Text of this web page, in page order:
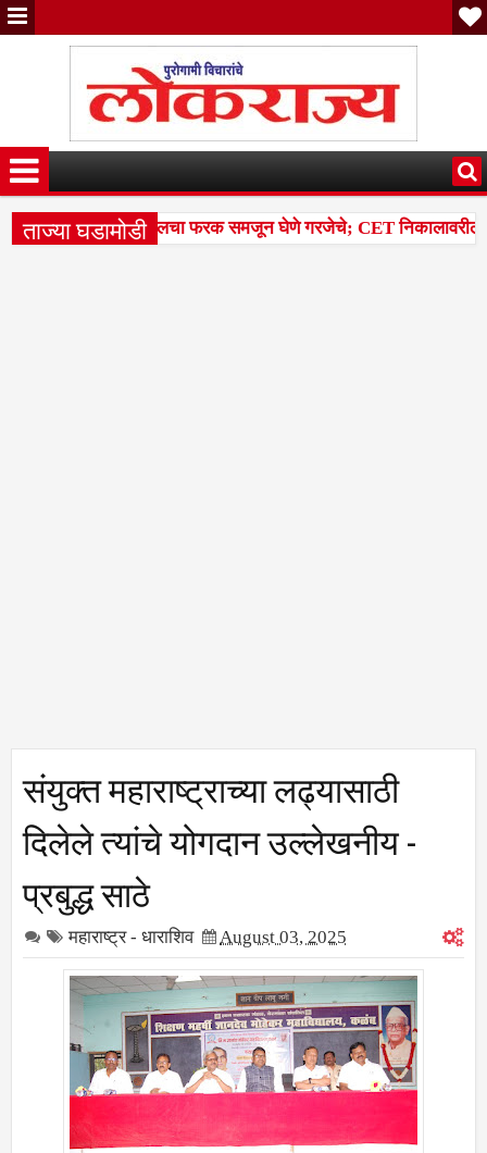
ताज्या घडामोडी
टक्केवारी आणि पर्सेंटाइलचा फरक समजून घेणे गरजेचे; CET निकालावरील
संयुक्त महाराष्ट्राच्या लढ्यासाठी
दिलेले त्यांचे योगदान उल्लेखनीय -
प्रबुद्ध साठे
महाराष्ट्र - धाराशिव August 03, 2025